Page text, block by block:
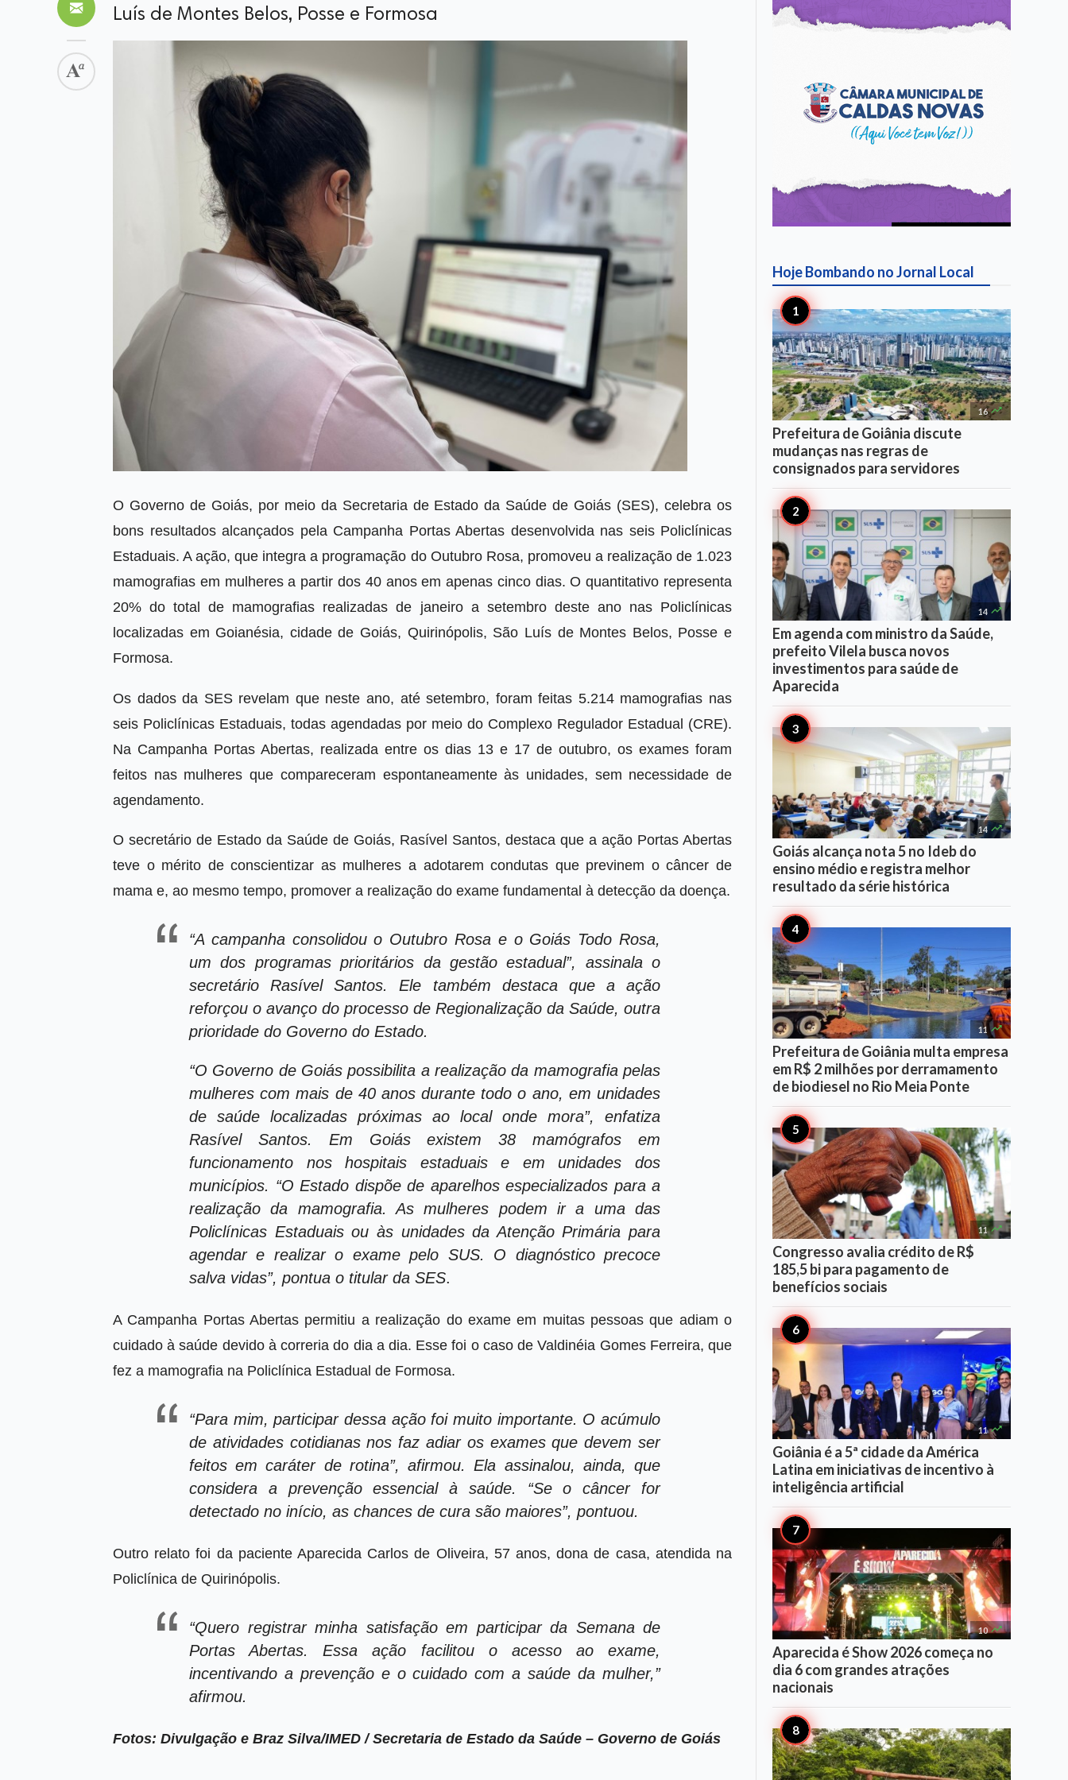
Luís de Montes Belos, Posse e Formosa
O Governo de Goiás, por meio da Secretaria de Estado da Saúde de Goiás (SES), celebra os
bons resultados alcançados pela Campanha Portas Abertas desenvolvida nas seis Policlínicas
Estaduais. A ação, que integra a programação do Outubro Rosa, promoveu a realização de 1.023
mamografias em mulheres a partir dos 40 anos em apenas cinco dias. O quantitativo representa
20% do total de mamografias realizadas de janeiro a setembro deste ano nas Policlínicas
localizadas em Goianésia, cidade de Goiás, Quirinópolis, São Luís de Montes Belos, Posse e
Formosa.
Os dados da SES revelam que neste ano, até setembro, foram feitas 5.214 mamografias nas
seis Policlínicas Estaduais, todas agendadas por meio do Complexo Regulador Estadual (CRE).
Na Campanha Portas Abertas, realizada entre os dias 13 e 17 de outubro, os exames foram
feitos nas mulheres que compareceram espontaneamente às unidades, sem necessidade de
agendamento.
O secretário de Estado da Saúde de Goiás, Rasível Santos, destaca que a ação Portas Abertas
teve o mérito de conscientizar as mulheres a adotarem condutas que previnem o câncer de
mama e, ao mesmo tempo, promover a realização do exame fundamental à detecção da doença.
“A campanha consolidou o Outubro Rosa e o Goiás Todo Rosa,
um dos programas prioritários da gestão estadual”, assinala o
secretário Rasível Santos. Ele também destaca que a ação
reforçou o avanço do processo de Regionalização da Saúde, outra
prioridade do Governo do Estado.
“O Governo de Goiás possibilita a realização da mamografia pelas
mulheres com mais de 40 anos durante todo o ano, em unidades
de saúde localizadas próximas ao local onde mora”, enfatiza
Rasível Santos. Em Goiás existem 38 mamógrafos em
funcionamento nos hospitais estaduais e em unidades dos
municípios. “O Estado dispõe de aparelhos especializados para a
realização da mamografia. As mulheres podem ir a uma das
Policlínicas Estaduais ou às unidades da Atenção Primária para
agendar e realizar o exame pelo SUS. O diagnóstico precoce
salva vidas”, pontua o titular da SES.
A Campanha Portas Abertas permitiu a realização do exame em muitas pessoas que adiam o
cuidado à saúde devido à correria do dia a dia. Esse foi o caso de Valdinéia Gomes Ferreira, que
fez a mamografia na Policlínica Estadual de Formosa.
“Para mim, participar dessa ação foi muito importante. O acúmulo
de atividades cotidianas nos faz adiar os exames que devem ser
feitos em caráter de rotina”, afirmou. Ela assinalou, ainda, que
considera a prevenção essencial à saúde. “Se o câncer for
detectado no início, as chances de cura são maiores”, pontuou.
Outro relato foi da paciente Aparecida Carlos de Oliveira, 57 anos, dona de casa, atendida na
Policlínica de Quirinópolis.
“Quero registrar minha satisfação em participar da Semana de
Portas Abertas. Essa ação facilitou o acesso ao exame,
incentivando a prevenção e o cuidado com a saúde da mulher,”
afirmou.
Fotos: Divulgação e Braz Silva/IMED /Secretaria de Estado da Saúde – Governo de Goiás
Hoje Bombando noJornal Local
16 
Prefeitura de Goiânia discute
mudanças nas regras de
consignados para servidores
14 
Em agenda com ministro da Saúde,
prefeito Vilela busca novos
investimentos para saúde de
Aparecida
14 
Goiás alcança nota 5 no Ideb do
ensino médio e registra melhor
resultado da série histórica
11 
Prefeitura de Goiânia multa empresa
em R$ 2 milhões por derramamento
de biodiesel no Rio Meia Ponte
11 
Congresso avalia crédito de R$
185,5 bi para pagamento de
benefícios sociais
11 
Goiânia é a 5ª cidade da América
Latina em iniciativas de incentivo à
inteligência artificial
10 
Aparecida é Show 2026 começa no
dia 6 com grandes atrações
nacionais